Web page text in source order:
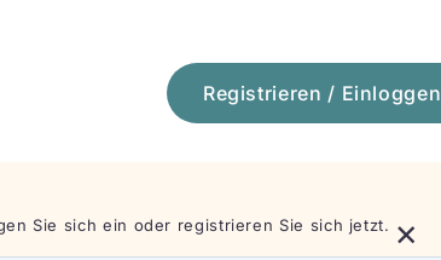
Registrieren / Einloggen
Sie sich ein oder registrieren Sie sich jetzt. ×